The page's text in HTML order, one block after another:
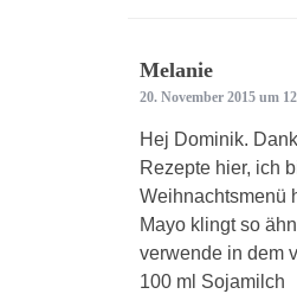
Melanie
20. November 2015 um
Hej Dominik.
Rezepte hier, ich
Weihnachtsmenü
Mayo klingt so
verwende in dem
100 ml Sojamilch